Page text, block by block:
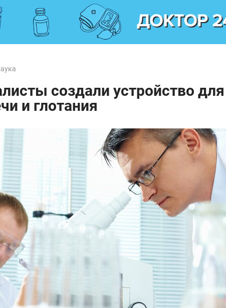
создали устройство для
и глотания